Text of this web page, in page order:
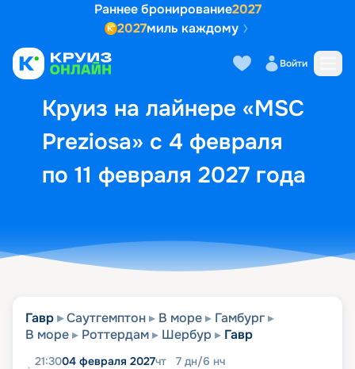
Раннее бронирование2027
2027миль каждому
Войти
Круиз на лайнере «MSC
Preziosa» с 4 февраля
по 11 февраля 2027 года
Выбор кают Маршрут и
Гавр Саутгемптон В море
Гамбург
В море
Роттердам Шербур Гавр
21:3004 февраля 2027чт 7 дн/6 нч